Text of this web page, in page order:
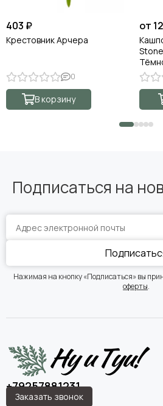
403 ₽
Крестовник Арчера
0
В корзину
от
Подписаться на
Нажимая на кнопку «Подписаться» вы
оферты.
+79257881231
Заказать звонок